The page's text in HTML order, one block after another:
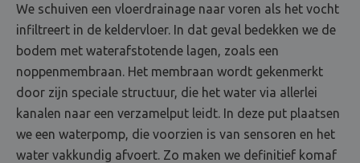
We schuiven een vloerdrainage naar voren als het vocht
infiltreert in de keldervloer. In dat geval bedekken we de
bodem met waterafstotende lagen, zoals een
noppenmembraan. Het membraan wordt gekenmerkt
door zijn speciale structuur, die het water via allerlei
kanalen naar een verzamelput leidt. In deze put plaatsen
we een waterpomp, die voorzien is van sensoren en het
water vakkundig afvoert. Zo maken we definitief komaf